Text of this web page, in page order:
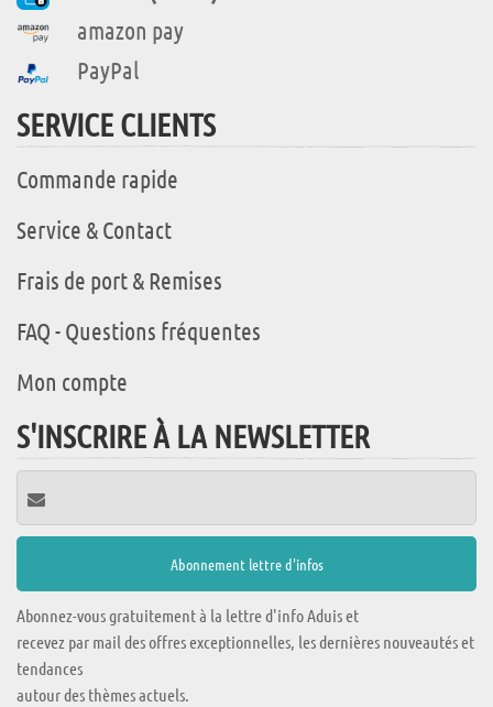
amazon pay
PayPal
SERVICE CLIENTS
Commande rapide
Service & Contact
Frais de port & Remises
FAQ - Questions fréquentes
Mon compte
S'INSCRIRE À LA NEWSLETTER
Abonnez-vous gratuitement à la lettre d'info Aduis et
recevez par mail des offres exceptionnelles, les dernières nouveautés et
tendances
autour des thèmes actuels.